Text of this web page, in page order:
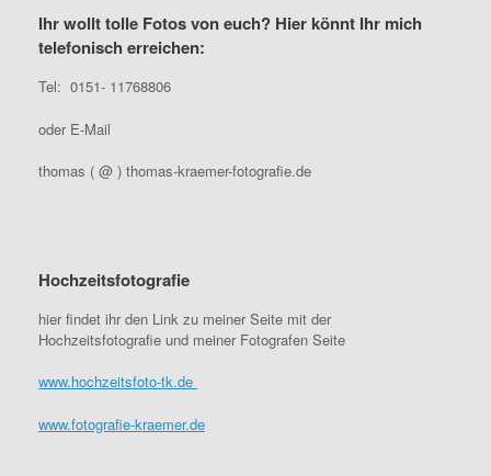
Ihr wollt tolle Fotos von euch? Hier könnt Ihr mich
telefonisch erreichen:
Tel: 0151- 11768806
oder E-Mail
thomas ( @ ) thomas-kraemer-fotografie.de
Hochzeitsfotografie
hier findet ihr den Link zu meiner Seite mit der
Hochzeitsfotografie und meiner Fotografen Seite
www.hochzeitsfoto-tk.de
www.fotografie-kraemer.de